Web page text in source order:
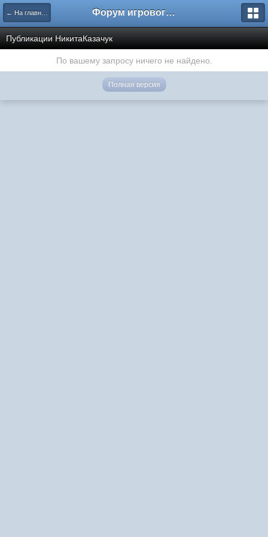
← На главную Форум игрового проекта Riverrise
Публикации НикитаКазачук
По вашему запросу ничего не найдено.
Полная версия